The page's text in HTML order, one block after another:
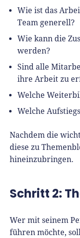
Wie ist das
Team generell?
Wie kann die
werden?
Sind alle
ihre Arbeit zu
Welche
Welche
Nachdem die
diese zu
hineinzubringen.
Schritt 2:
Wer mit seinem
führen möchte,